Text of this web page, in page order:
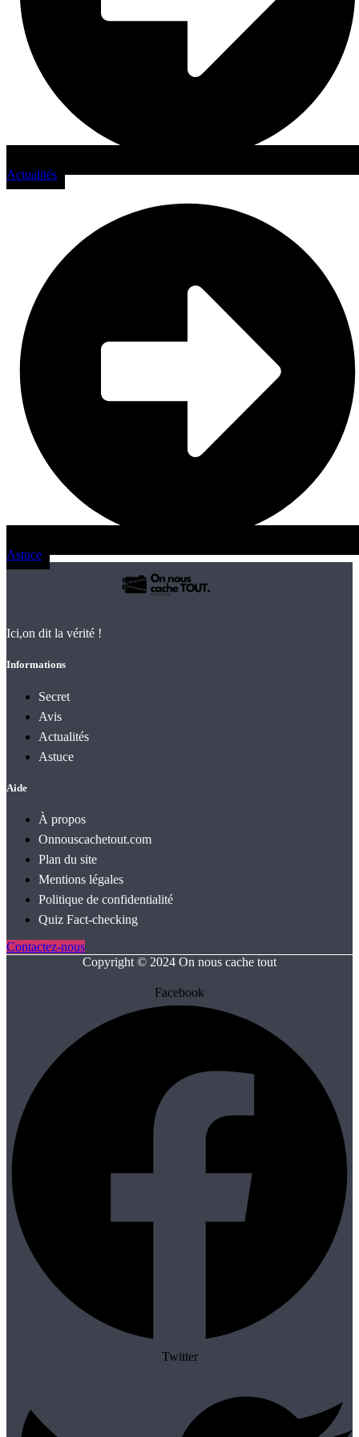
Actualités
Astuce
Ici,on dit la vérité !
Informations
Secret
Avis
Actualités
Astuce
Aide
À propos
Onnouscachetout.com
Plan du site
Mentions légales
Politique de confidentialité
Quiz Fact‑checking
Contactez-nous
Copyright © 2024 On nous cache tout
Facebook
Twitter